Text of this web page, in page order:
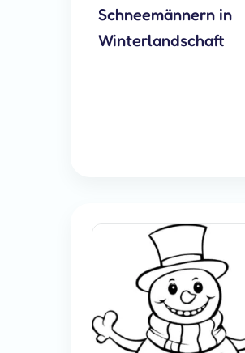
Schneemännern in
Winterlandschaft